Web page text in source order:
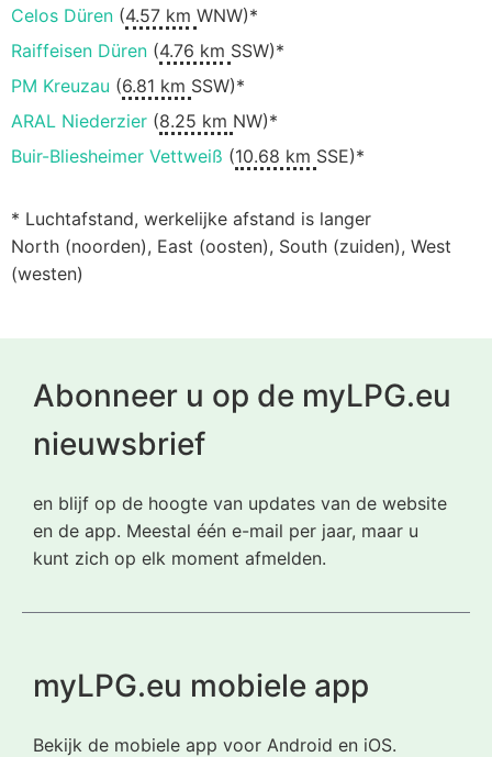
Celos Düren (4.57 km WNW)*
Raiffeisen Düren (4.76 km SSW)*
PM Kreuzau (6.81 km SSW)*
ARAL Niederzier (8.25 km NW)*
Buir-Bliesheimer Vettweiß (10.68 km SSE)*
* Luchtafstand, werkelijke afstand is langer
North (noorden), East (oosten), South (zuiden), West
(westen)
Abonneer u op de myLPG.eu
nieuwsbrief
en blijf op de hoogte van updates van de website
en de app. Meestal één e-mail per jaar, maar u
kunt zich op elk moment afmelden.
myLPG.eu mobiele app
Bekijk de mobiele app voor Android en iOS.